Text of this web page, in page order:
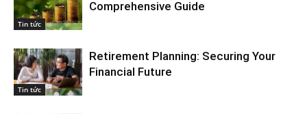
Tin tức
Comprehensive Guide
Tin tức
Retirement Planning: Securing Your
Financial Future